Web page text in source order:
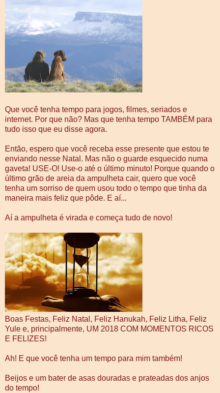
Que você tenha tempo para jogos, filmes, seriados e
internet. Por que não? Mas que tenha tempo TAMBÉM para
tudo isso que eu disse agora.
Então, espero que você receba esse presente que estou te
enviando nesse Natal. Mas não o guarde esquecido numa
gaveta! USE-O! Use-o até o último minuto! Porque quando o
último grão de areia da ampulheta cair, quero que você
tenha um sorriso de quem usou todo o tempo que tinha da
maneira mais feliz que pôde. E aí...
Aí a ampulheta é virada e começa tudo de novo!
Boas Festas, Feliz Natal, Feliz Hanukah, Feliz Litha, Feliz
Yule e, principalmente, UM 2018 COM MOMENTOS RICOS
E FELIZES!
Ah! E que você tenha um tempo para mim também!
Beijos e um bater de asas douradas e prateadas dos anjos
do tempo!